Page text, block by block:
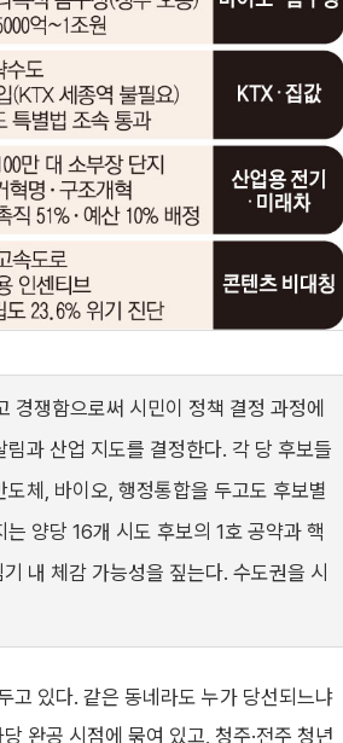
경쟁함으로써 시민이 정책 결정 과정에
과 산업 지도를 결정한다. 각 당 후보들
체, 바이오, 행정통합을 두고도 후보별
양당 16개 시도 후보의 1호 공약과 핵
내 체감 가능성을 짚는다. 수도권을 시
고 있다. 같은 동네라도 누가 당선되느냐
완공 시점에 묶여 있고, 청주·전주 청년